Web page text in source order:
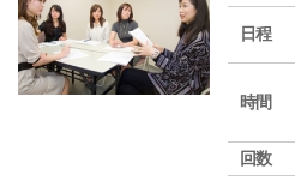
日程
時間
回数